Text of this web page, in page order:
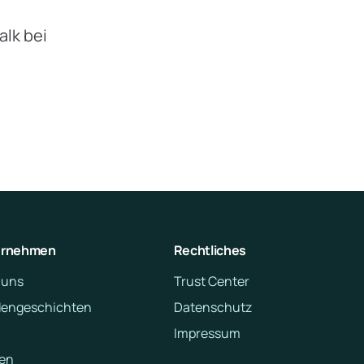
bei
Rechtliches
Trust Center
Datenschutz
Impressum